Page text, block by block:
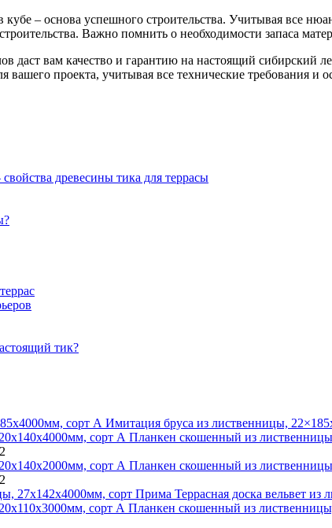
кубе – основа успешного строительства. Учитывая все
Важно помнить о необходимости запаса
даст вам качество и гарантию на настоящий сибирский
проекта, учитывая все технические требования и
древесины тика для террасы
тик?
Имитация бруса из лиственницы,
Планкен скошенный из
Планкен скошенный из
Террасная доска вельвет
Планкен скошенный из